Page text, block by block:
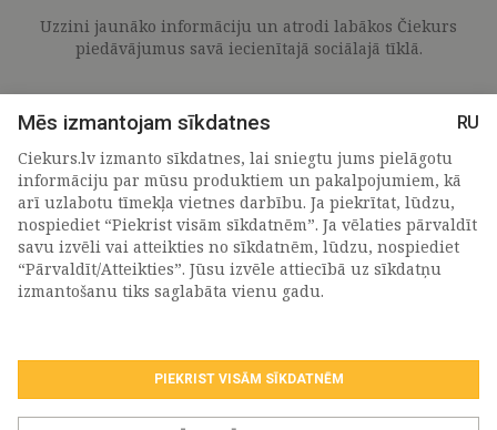
Uzzini jaunāko informāciju un atrodi labākos Čiekurs
piedāvājumus savā iecienītajā sociālajā tīklā.
PIETEIKTIES MŪSU JAUNUMIEM
Piekrītu personasdatu apstrādes noteikumiem
Mēs izmantojam sīkdatnes
RU
Ciekurs.lv izmanto sīkdatnes, lai sniegtu jums pielāgotu
informāciju par mūsu produktiem un pakalpojumiem, kā
arī uzlabotu tīmekļa vietnes darbību. Ja piekrītat, lūdzu,
nospiediet “Piekrist visām sīkdatnēm”. Ja vēlaties pārvaldīt
savu izvēli vai atteikties no sīkdatnēm, lūdzu, nospiediet
“Pārvaldīt/Atteikties”. Jūsu izvēle attiecībā uz sīkdatņu
izmantošanu tiks saglabāta vienu gadu.
PIEKRIST VISĀM SĪKDATNĒM